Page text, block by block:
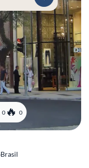
0 0
Brasil